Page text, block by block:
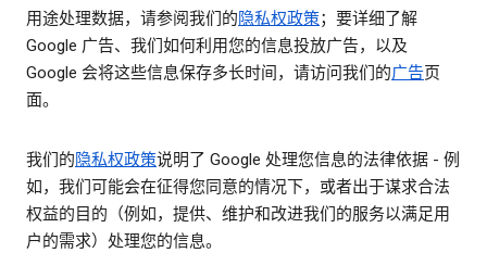
用途处理数据，请参阅我们的隐私权政策；要详细了解
Google 广告、我们如何利用您的信息投放广告，以及
Google 会将这些信息保存多长时间，请访问我们的广告页
面。
我们的隐私权政策说明了 Google 处理您信息的法律依据 - 例
如，我们可能会在征得您同意的情况下，或者出于谋求合法
权益的目的（例如，提供、维护和改进我们的服务以满足用
户的需求）处理您的信息。